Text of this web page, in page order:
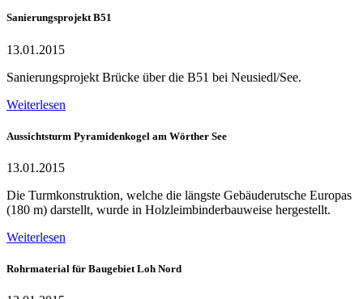
Sanierungsprojekt B51
13.01.2015
Sanierungsprojekt Brücke über die B51 bei Neusiedl/See.
Weiterlesen
Aussichtsturm Pyramidenkogel am Wörther See
13.01.2015
Die Turmkonstruktion, welche die längste Gebäuderutsche Europas
(180 m) darstellt, wurde in Holzleimbinderbauweise hergestellt.
Weiterlesen
Rohrmaterial für Baugebiet Loh Nord